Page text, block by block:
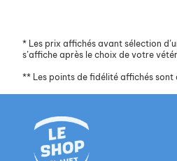
* Les prix affichés avant sélection
s’affiche après le choix de votre
** Les points de fidélité affichés